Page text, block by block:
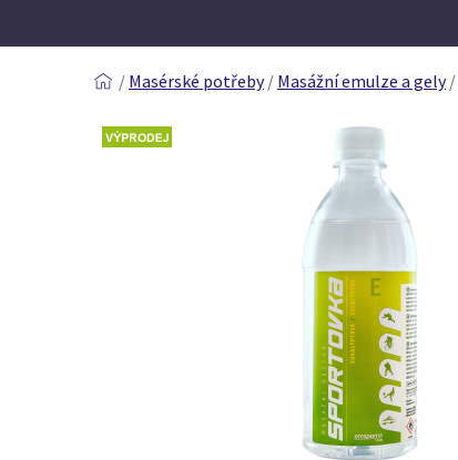
/ Masérské potřeby / Masážní emulze a gely /